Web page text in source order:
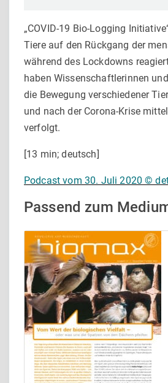
„COVID-19 Bio-Logging
Tiere auf den Rückgang der
während des Lockdowns
haben Wissenschaftlerinnen
die Bewegung verschiedener
und nach der Corona-Krise
verfolgt.
[13 min; deutsch]
Podcast vom 30. Juli 2020 ©
Passend zum